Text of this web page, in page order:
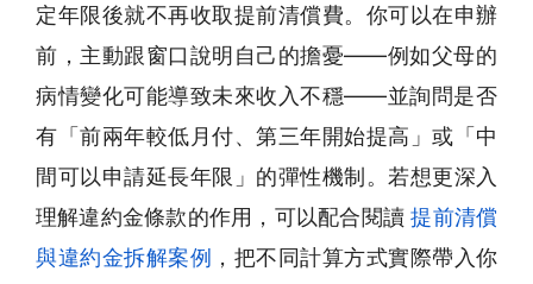
定年限後就不再收取提前清償費。你可以在申辦
前，主動跟窗口說明自己的擔憂——例如父母的
病情變化可能導致未來收入不穩——並詢問是否
有「前兩年較低月付、第三年開始提高」或「中
間可以申請延長年限」的彈性機制。若想更深入
理解違約金條款的作用，可以配合閱讀 提前清償
與違約金拆解案例 ，把不同計算方式實際帶入你